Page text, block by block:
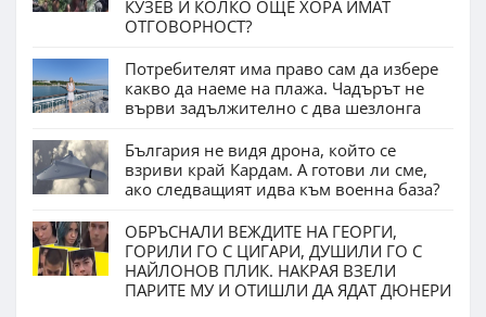
КУЗЕВ И КОЛКО ОЩЕ ХОРА ИМАТ
ОТГОВОРНОСТ?
Потребителят има право сам да избере
какво да наеме на плажа. Чадърът не
върви задължително с два шезлонга
България не видя дрона, който се
взриви край Кардам. А готови ли сме,
ако следващият идва към военна база?
ОБРЪСНАЛИ ВЕЖДИТЕ НА ГЕОРГИ,
ГОРИЛИ ГО С ЦИГАРИ, ДУШИЛИ ГО С
НАЙЛОНОВ ПЛИК. НАКРАЯ ВЗЕЛИ
ПАРИТЕ МУ И ОТИШЛИ ДА ЯДАТ ДЮНЕРИ